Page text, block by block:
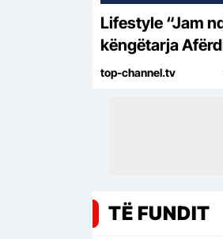
Lifestyle “Jam ndjerë shumë keq”,
këngëtarja
Parashqevinë
top-channel.tv
TË FUNDIT